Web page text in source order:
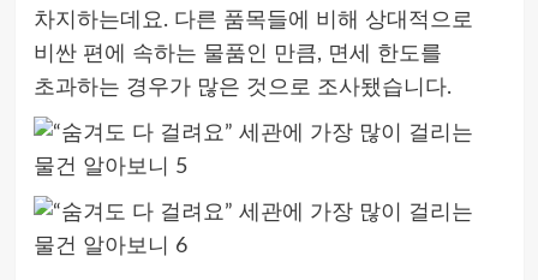
차지하는데요. 다른 품목들에 비해 상대적으로
비싼 편에 속하는 물품인 만큼, 면세 한도를
초과하는 경우가 많은 것으로 조사됐습니다.